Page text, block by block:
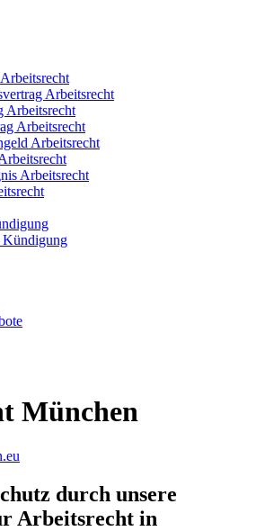
Arbeitsrecht
Arbeitsrecht
Arbeitsrecht
Arbeitsrecht
Arbeitsrecht
Kündigung
München
durch unsere
Arbeitsrecht in